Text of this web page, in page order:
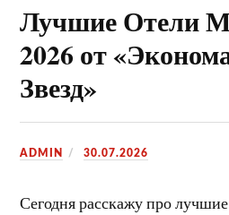
Лучшие Отели
2026 от
Звезд»
ADMIN 30.07.2026
Сегодня расскажу про